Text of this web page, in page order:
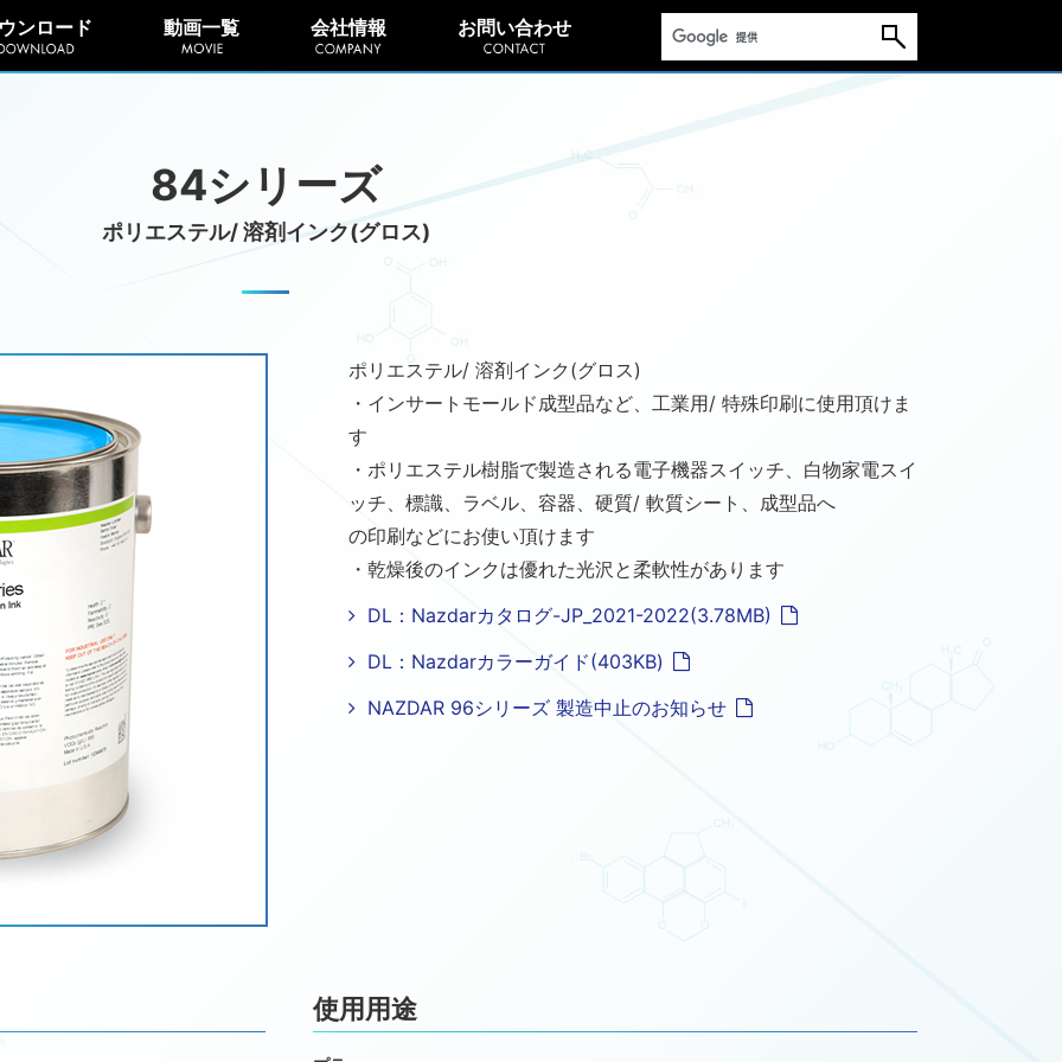
ンロード 動画一覧 会社情報 お問い合わせ
84シリーズ
ポリエステル/ 溶剤インク(グロス)
ポリエステル/ 溶剤インク(グロス)
・インサートモールド成型品など、工業用/ 特殊印刷に使用頂けま
す
・ポリエステル樹脂で製造される電子機器スイッチ、白物家電スイ
ッチ、標識、ラベル、容器、硬質/ 軟質シート、成型品へ
の印刷などにお使い頂けます
・乾燥後のインクは優れた光沢と柔軟性があります
DL：Nazdarカタログ-JP_2021-2022(3.78MB)
DL：Nazdarカラーガイド(403KB)
NAZDAR 96シリーズ 製造中止のお知らせ
使用用途